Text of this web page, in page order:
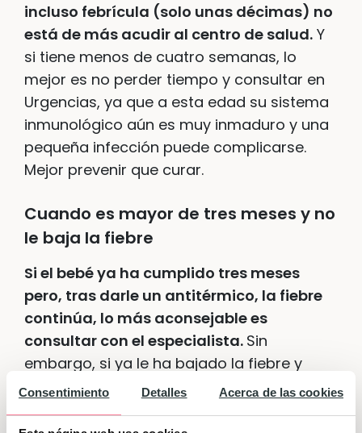
Consentimiento Detalles Acerca de las cookies
incluso febrícula (solo unas décimas) no
está de más acudir al centro de salud. Y
si tiene menos de cuatro semanas, lo
mejor es no perder tiempo y consultar en
Urgencias, ya que a esta edad su sistema
inmunológico aún es muy inmaduro y una
pequeña infección puede complicarse.
Mejor prevenir que curar.
Cuando es mayor de tres meses y no
le baja la fiebre
Si el bebé ya ha cumplido tres meses
pero, tras darle un antitérmico, la fiebre
continúa, lo más aconsejable es
consultar con el especialista. Sin
embargo, si ya le ha bajado la fiebre y
vuelve a estar risueño y contento, además